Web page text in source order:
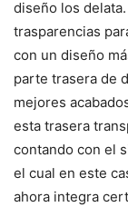
diseño los
trasparencias
con un diseño
parte trasera de
mejores
esta trasera
contando con el
el cual en este
ahora integra